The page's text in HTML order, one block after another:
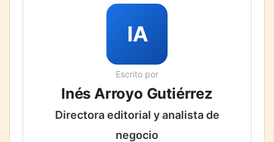
IA
Escrito por
Inés Arroyo Gutiérrez
Directora editorial y analista de
negocio